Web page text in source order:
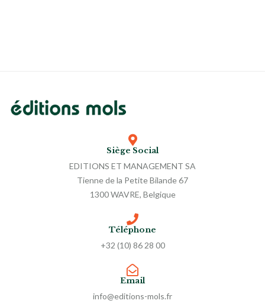
Siège Social
EDITIONS ET MANAGEMENT SA
Tienne de la Petite Bilande 67
1300 WAVRE, Belgique
Téléphone
+32 (10) 86 28 00
Email
info@editions-mols.fr